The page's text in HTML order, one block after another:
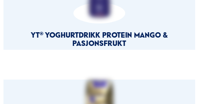
YT® YOGHURTDRIKK PROTEIN MANGO &
PASJONSFRUKT